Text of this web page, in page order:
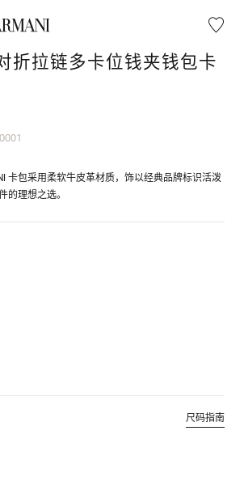
折拉链多卡位钱夹钱包卡
卡包采用柔软牛皮革材质，饰以经典品牌标识活泼
的理想之选。
尺码指南